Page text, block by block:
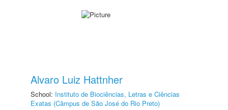
Alvaro Luiz Hattnher
School: Instituto de Biociências, Letras e Ciências
Exatas (Câmpus de São José do Rio Preto)